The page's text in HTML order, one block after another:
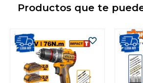
Productos que te